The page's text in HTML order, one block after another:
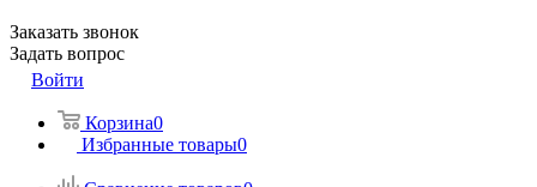
Заказать звонок
Задать вопрос
Войти
Корзина0
Избранные товары0